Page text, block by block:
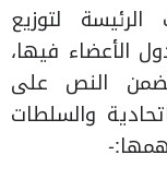
لتوزيع
الأعضاء فيها،
النص على
والسلطات